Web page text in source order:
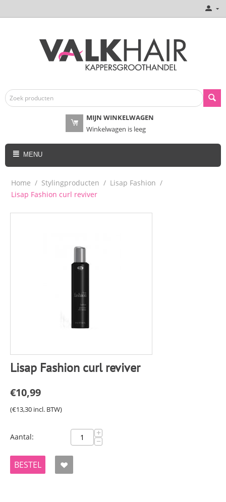
MIJN WINKELWAGEN
Winkelwagen is leeg
MENU
Home / Stylingproducten / Lisap Fashion /
Lisap Fashion curl reviver
Lisap Fashion curl reviver
€10,99
(€13,30 incl. BTW)
Aantal: +
−
BESTEL